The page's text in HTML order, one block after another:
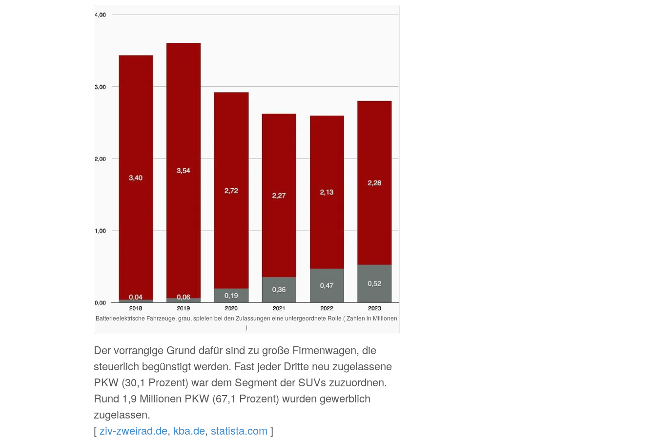
Batterieelektrische Fahrzeuge, grau, spielen bei den Zulassungen eine untergeordnete Rolle ( Zahlen in Millionen
)
Der vorrangige Grund dafür sind zu große Firmenwagen, die
steuerlich begünstigt werden. Fast jeder Dritte neu zugelassene
PKW (30,1 Prozent) war dem Segment der SUVs zuzuordnen.
Rund 1,9 Millionen PKW (67,1 Prozent) wurden gewerblich
zugelassen.
[ziv-zweirad.de, kba.de, statista.com ]